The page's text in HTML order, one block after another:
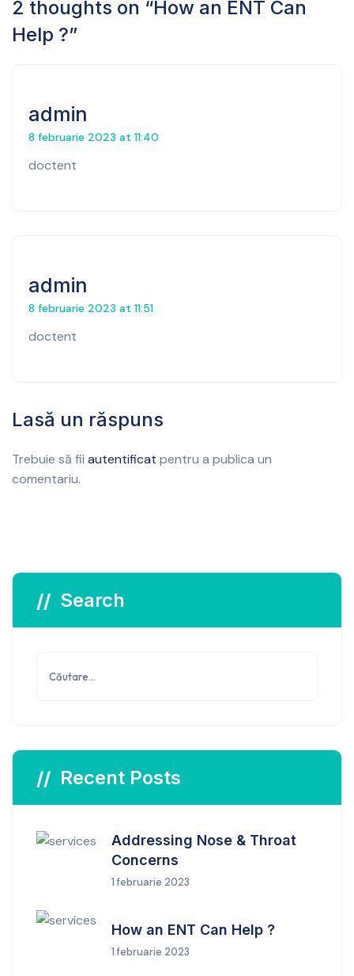
2 thoughts on “How an ENT Can
Help ?”
admin
8 februarie 2023 at 11:40
doctent
admin
8 februarie 2023 at 11:51
doctent
Lasă un răspuns
Trebuie să fii autentificat pentru a publica un
comentariu.
Search
Recent Posts
Addressing Nose & Throat
Concerns
1 februarie 2023
How an ENT Can Help ?
1 februarie 2023